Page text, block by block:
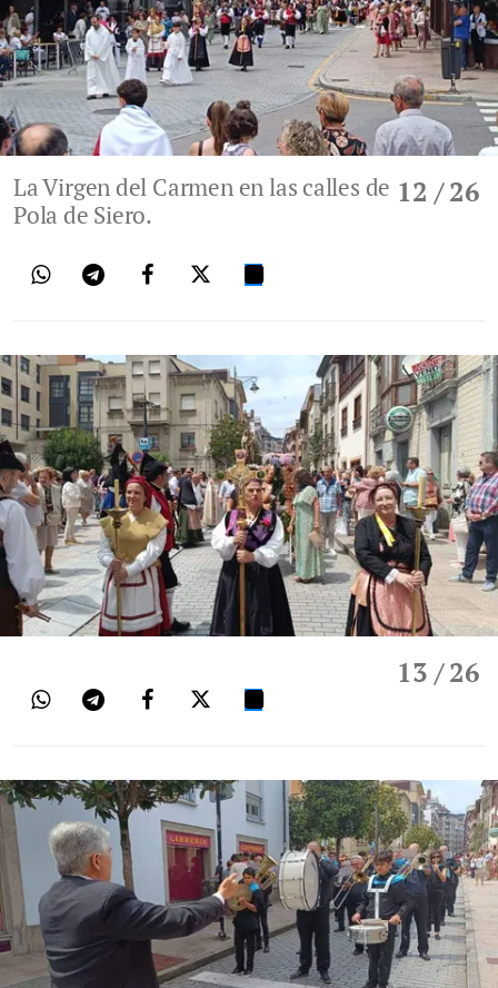
12 / 26
La Virgen del Carmen en las calles de
Pola de Siero.
13 / 26